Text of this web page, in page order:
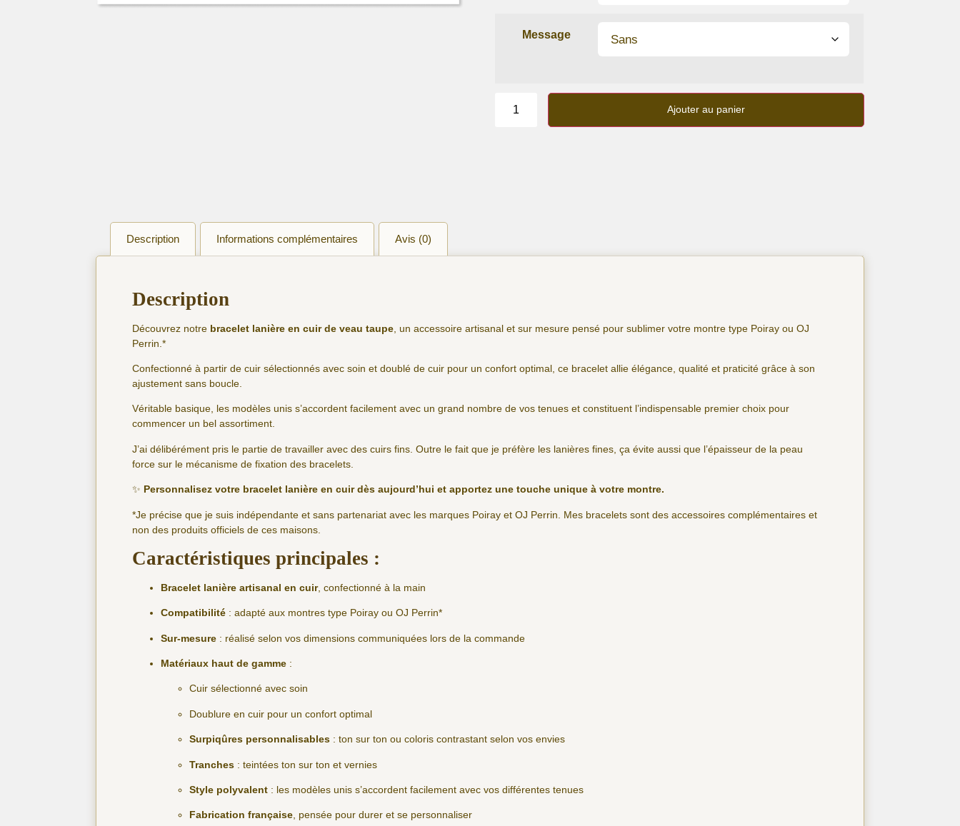
Message
Bracelet
Ajouter au panier
Description Informations complémentaires Avis (0)
Description
Découvrez notre bracelet lanière en cuir de veau taupe , un accessoire artisanal et sur mesure pensé pour sublimer votre montre type Poiray ou OJ
Perrin.*
Confectionné à partir de cuir sélectionnés avec soin et doublé de cuir pour un confort optimal, ce bracelet allie élégance, qualité et praticité grâce à son
ajustement sans boucle.
Véritable basique, les modèles unis s’accordent facilement avec un grand nombre de vos tenues et constituent l’indispensable premier choix pour
commencer un bel assortiment.
J’ai délibérément pris le partie de travailler avec des cuirs fins. Outre le fait que je préfère les lanières fines, ça évite aussi que l’épaisseur de la peau
force sur le mécanisme de fixation des bracelets.
✨ Personnalisez votre bracelet lanière en cuir dès aujourd’hui et apportez une touche unique à votre montre.
*Je précise que je suis indépendante et sans partenariat avec les marques Poiray et OJ Perrin. Mes bracelets sont des accessoires complémentaires et
non des produits officiels de ces maisons.
Caractéristiques principales :
Bracelet lanière artisanal en cuir, confectionné à la main
Compatibilité : adapté aux montres type Poiray ou OJ Perrin*
Sur-mesure : réalisé selon vos dimensions communiquées lors de la commande
Matériaux haut de gamme :
Cuir sélectionné avec soin
Doublure en cuir pour un confort optimal
Surpiqûres personnalisables : ton sur ton ou coloris contrastant selon vos envies
Tranches : teintées ton sur ton et vernies
Style polyvalent : les modèles unis s’accordent facilement avec vos différentes tenues
Fabrication française, pensée pour durer et se personnaliser